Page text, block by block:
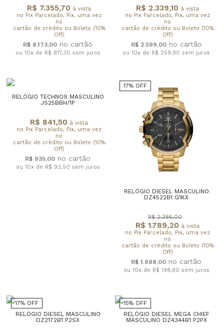
R$ 7.355,70 à vista
no Pix Parcelado, Pix, uma vez
no
cartão de crédito ou Boleto (10%
Off)
R$ 8.173,00
ou 10x de R$ 817,30 sem juros
R$ 2.339,10 à vista
no Pix Parcelado, Pix, uma vez
no
cartão de crédito ou Boleto (10%
Off)
R$ 2.599,00
ou 10x de R$ 259,90 sem juros
RELÓGIO TECHNOS MASCULINO
JS25BBH/1P
R$ 841,50 à vista
no Pix Parcelado, Pix, uma vez
no
cartão de crédito ou Boleto (10%
Off)
R$ 935,00
ou 10x de R$ 93,50 sem juros
17% OFF
RELÓGIO DIESEL MASCULINO
DZ4522B1 G1KX
R$ 1.789,20 à vista
no Pix Parcelado, Pix, uma vez
no
cartão de crédito ou Boleto (10%
Off)
R$ 2.386,00
R$ 1.988,00
ou 10x de R$ 198,80 sem juros
17% OFF
RELÓGIO DIESEL MASCULINO
DZ2172B1 P2SX
15% OFF
RELÓGIO DIESEL MEGA CHIEF
MASCULINO DZ4344B1 P2PX